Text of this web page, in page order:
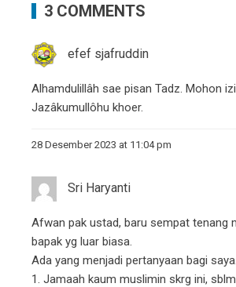
3 COMMENTS
efef sjafruddin
Alhamdulillâh sae pisan Tadz. Mohon
Jazâkumullôhu khoer.
28 Desember 2023 at 11:04 pm
Sri Haryanti
Afwan pak ustad, baru sempat tenang
bapak yg luar biasa.
Ada yang menjadi pertanyaan bagi saya.
1. Jamaah kaum muslimin skrg ini,